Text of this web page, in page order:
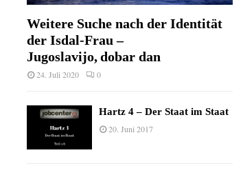
Weitere Suche nach der Identität
der Isdal-Frau –
Jugoslavijo, dobar dan
24. Juli 2020 0
Hartz 4 – Der Staat im Staat
20. Juni 2017